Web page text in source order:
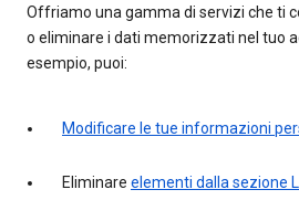
Offriamo una gamma di servizi che ti
o eliminare i dati memorizzati nel tuo
esempio, puoi:
Modificare le tue informazioni
Eliminare elementi dalla sezione